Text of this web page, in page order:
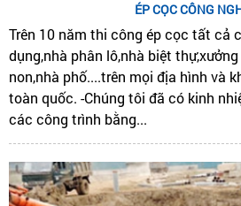
ÉP CỌC CÔNG
Trên 10 năm thi công ép cọc tất cả
dụng,nhà phân lô,nhà biệt
non,nhà phố....trên mọi địa hình và
toàn quốc. -Chúng tôi đã có kinh
các công trình bằng...